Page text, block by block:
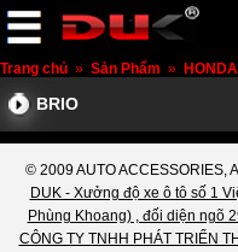
Trang chủ » Sản Phẩm » HONDA
BRIO
© 2009 AUTO ACCESSORIES,
DUK - Xưởng độ xe ô tô số 1
Phùng Khoang) , đối diện ngõ
CÔNG TY TNHH PHÁT TRIỂN